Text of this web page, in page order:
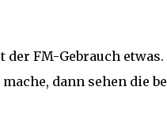
FM-Gebrauch
dann sehen die